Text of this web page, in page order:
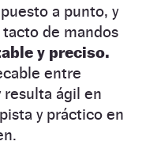
a punto, y
de mandos
y preciso.
entre
resulta ágil en
y práctico en